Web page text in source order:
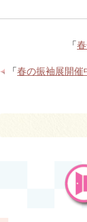
「
「 春の振袖展開催